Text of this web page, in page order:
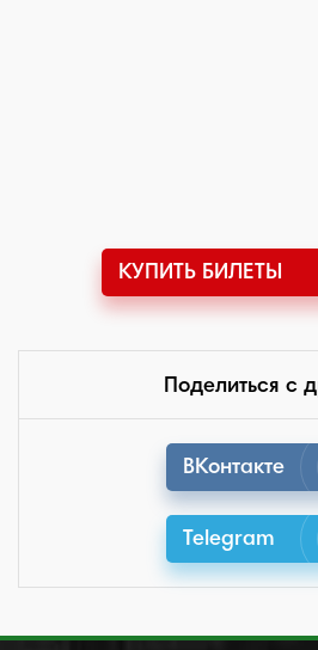
КУПИТЬ БИЛЕТЫ
Поделиться с
ВКонтакте
Telegram